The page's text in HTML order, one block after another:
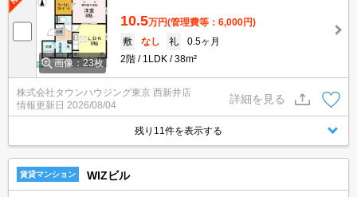
画像：23枚
10.5万円(管理費等：6,000円)
敷
なし 礼
0.5ヶ月
2階
1LDK 38m²
株式会社タウンハウジング東京 西新井店
情報更新日 2026/08/04
詳細を見る
残り11件を表示する
賃貸マンション WIZビル